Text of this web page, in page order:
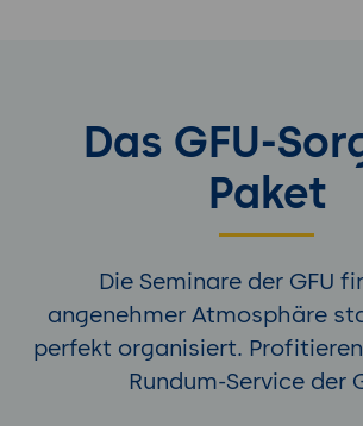
Das GFU-
Paket
Die Seminare der GFU
angenehmer Atmosphäre
perfekt organisiert.
Rundum-Service der